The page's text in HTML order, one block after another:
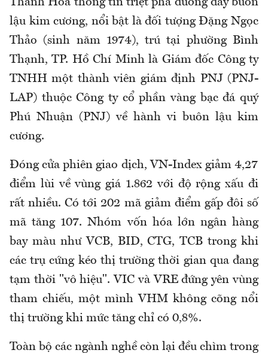
lậu kim cương, nổi bật là đối tượng Đặng Ngọc
Thảo (sinh năm 1974), trú tại phường Bình
Thạnh, TP. Hồ Chí Minh là Giám đốc Công ty
TNHH một thành viên giám định PNJ (PNJ-
LAP) thuộc Công ty cổ phần vàng bạc đá quý
Phú Nhuận (PNJ) về hành vi buôn lậu kim
cương.
Đóng cửa phiên giao dịch, VN-Index giảm 4,27
điểm lùi về vùng giá 1.862 với độ rộng xấu đi
rất nhiều. Có tới 202 mã giảm điểm gấp đôi số
mã tăng 107. Nhóm vốn hóa lớn ngân hàng
bay màu như VCB, BID, CTG, TCB trong khi
các trụ cứng kéo thị trường thời gian qua đang
tạm thời "vô hiệu". VIC và VRE đứng yên vùng
tham chiếu, một mình VHM không cõng nổi
thị trường khi mức tăng chỉ có 0,8%.
Toàn bộ các ngành nghề còn lại đều chìm trong